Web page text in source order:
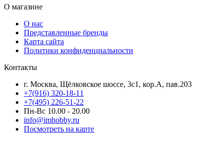
О магазине
О нас
Представленные бренды
Карта сайта
Политики конфиденциальности
Контакты
г. Москва, Щёлковское шоссе, 3с1, кор.А, пав.203
+7(916) 320-18-11
+7(495) 226-51-22
Пн-Вс 10.00 - 20.00
info@imhobby.ru
Посмотреть на карте